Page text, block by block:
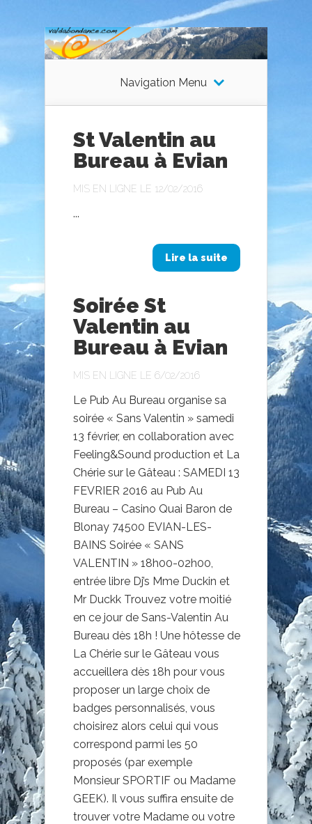
Navigation Menu
St Valentin au
Bureau à Evian
MIS EN LIGNE LE 12/02/2016
...
Lire la suite
Soirée St
Valentin au
Bureau à Evian
MIS EN LIGNE LE 6/02/2016
​Le Pub Au Bureau organise sa
soirée « Sans Valentin » samedi
13 février, en collaboration avec
Feeling&Sound production et La
Chérie sur le Gâteau ​: SAMEDI 13
FEVRIER 2016 au Pub Au
Bureau – ​Casino​ ​Quai Baron de
Blonay 74500 EVIAN-LES-
BAINS Soirée « SANS
VALENTIN » 18h00-02h00,
entrée libre Dj’s Mme Duckin et
Mr Duckk Trouvez votre moitié
en ce jour de Sans-Valentin Au
Bureau dès 18h ! Une hôtesse de
La Chérie sur le Gâteau vous
accueillera dès 18h pour vous
proposer un large choix de
badges personnalisés, vous
choisirez alors celui qui vous
correspond parmi les 50
proposés (par exemple
Monsieur SPORTIF ou Madame
GEEK). Il vous suffira ensuite de
trouver votre Madame ou votre